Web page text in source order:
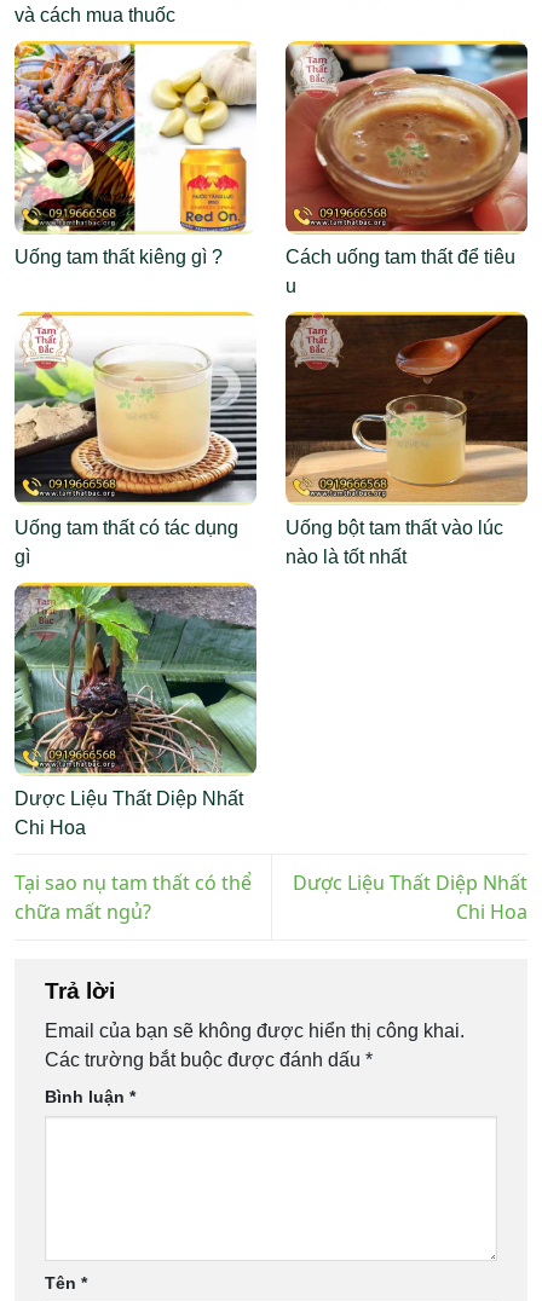
và cách mua thuốc
Abemaciclib
Uống tam thất kiêng gì ?
Cách uống tam thất để tiêu
u
Uống tam thất có tác dụng
gì
Uống bột tam thất vào lúc
nào là tốt nhất
Dược Liệu Thất Diệp Nhất
Chi Hoa
Tại sao nụ tam thất có thể
chữa mất ngủ?
Dược Liệu Thất Diệp Nhất
Chi Hoa
Trả lời
Email của bạn sẽ không được hiển thị công khai.
Các trường bắt buộc được đánh dấu *
Bình luận *
Tên *